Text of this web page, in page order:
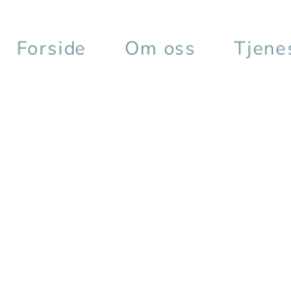
Forside Om oss